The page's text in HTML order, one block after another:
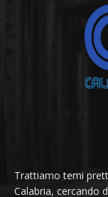
Trattiamo temi
Calabria, cercando